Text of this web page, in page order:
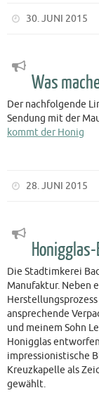
30. JUNI 2015
Was
Der nachfolgende
Sendung mit der
kommt der Honig
28. JUNI 2015
Die Stadtimkerei
Manufaktur. Neben
ansprechende
und meinem Sohn
Honigglas
impressionistische
Kreuzkapelle als
gewählt.